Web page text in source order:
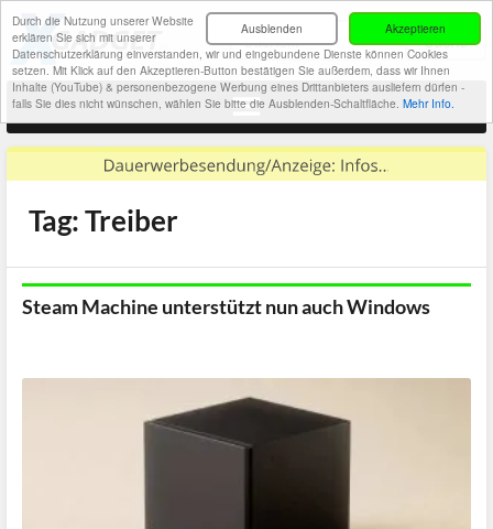
Akzeptieren
Ausblenden
Durch die Nutzung unserer Website
erklären Sie sich mit unserer
Datenschutzerklärung einverstanden, wir und eingebundene Dienste können Cookies
setzen. Mit Klick auf den Akzeptieren-Button bestätigen Sie außerdem, dass wir Ihnen
Inhalte (YouTube) & personenbezogene Werbung eines Drittanbieters ausliefern dürfen -
falls Sie dies nicht wünschen, wählen Sie bitte die Ausblenden-Schaltfläche. Mehr Info.
Tag: Treiber
Steam Machine unterstützt nun auch Windows